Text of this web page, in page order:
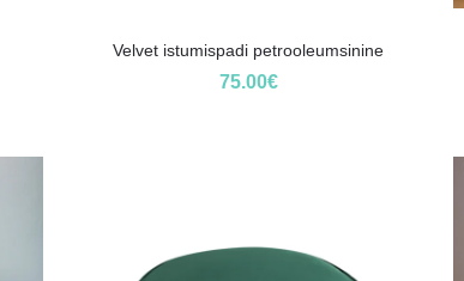
Velvet istumispadi petrooleumsinine
75.00€